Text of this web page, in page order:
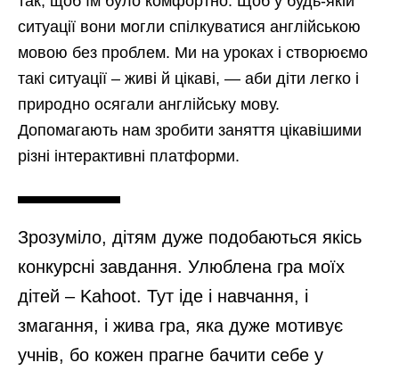
ситуації вони могли спілкуватися англійською
мовою без проблем. Ми на уроках і створюємо
такі ситуації – живі й цікаві, — аби діти легко і
природно осягали англійську мову.
Допомагають нам зробити заняття цікавішими
різні інтерактивні платформи.
Зрозуміло, дітям дуже подобаються якісь
конкурсні завдання. Улюблена гра моїх
дітей – Kahoot. Тут іде і навчання, і
змагання, і жива гра, яка дуже мотивує
учнів, бо кожен прагне бачити себе у